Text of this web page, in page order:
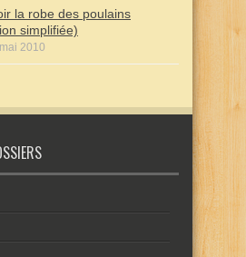
la robe des poulains
simplifiée)
2010